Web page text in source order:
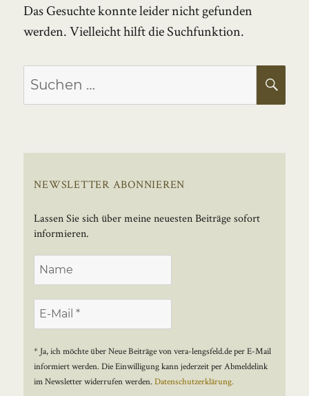
Das Gesuchte konnte leider nicht gefunden
werden. Vielleicht hilft die Suchfunktion.
Suchen
nach:
NEWSLETTER ABONNIEREN
Lassen Sie sich über meine neuesten Beiträge sofort
informieren.
* Ja, ich möchte über Neue Beiträge von vera-lengsfeld.de per E-Mail
informiert werden. Die Einwilligung kann jederzeit per Abmeldelink
im Newsletter widerrufen werden.Datenschutzerklärung.